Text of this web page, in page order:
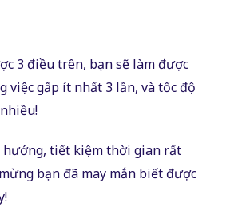
3 điều trên, bạn sẽ làm được
việc gấp ít nhất 3 lần, và tốc độ
hướng, tiết kiệm thời gian rất
bạn đã may mắn biết được